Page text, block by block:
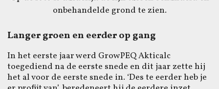
onbehandelde grond te zien.
Langer groen en eerder op gang
In het eerste jaar werd GrowPEQ Akticalc
toegediend na de eerste snede en dit jaar zette hij
het al voor de eerste snede in. ‘Des te eerder heb je